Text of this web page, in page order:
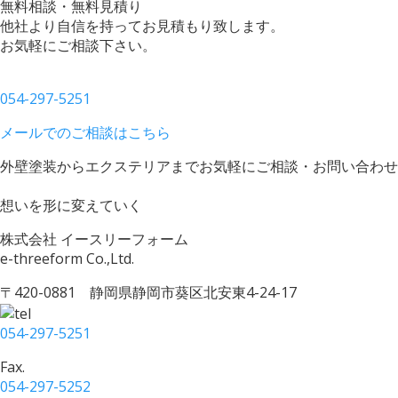
無料相談・無料見積り
他社より自信を持ってお見積もり致します。
お気軽にご相談下さい。
054-297-5251
メールでのご相談はこちら
外壁塗装からエクステリアまでお気軽にご相談・お問い合わ
想いを形に変えていく
株式会社 イースリーフォーム
e-threeform Co.,Ltd.
〒420-0881 静岡県静岡市葵区北安東4-24-17
054-297-5251
Fax.
054-297-5252